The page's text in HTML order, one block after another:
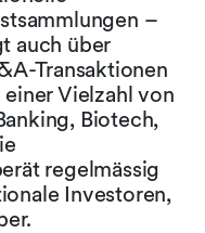
–
auch über
Transaktionen
Vielzahl von
Biotech,
regelmässig
Investoren,